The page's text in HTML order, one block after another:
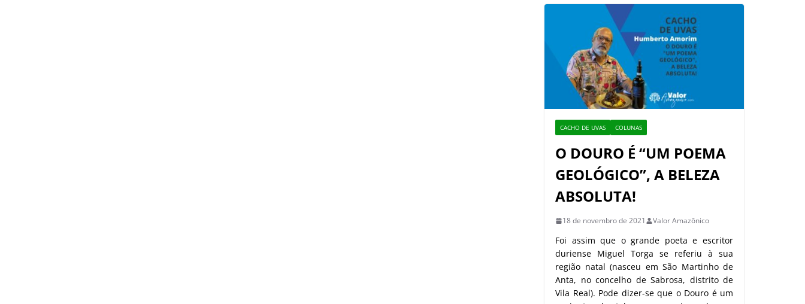
CACHO DE UVAS COLUNAS
O DOURO É “UM POEMA
GEOLÓGICO”, A BELEZA
ABSOLUTA!
18 de novembro de 2021 Valor Amazônico
Foi assim que o grande poeta e escritor
duriense Miguel Torga se referiu à sua
região natal (nasceu em São Martinho de
Anta, no concelho de Sabrosa, distrito de
Vila Real). Pode dizer-se que o Douro é um